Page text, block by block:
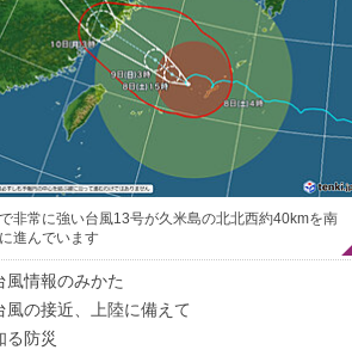
非常に強い台風13号が久米島の北北西約40kmを南
進んでいます
風情報のみかた
風の接近、上陸に備えて
る防災